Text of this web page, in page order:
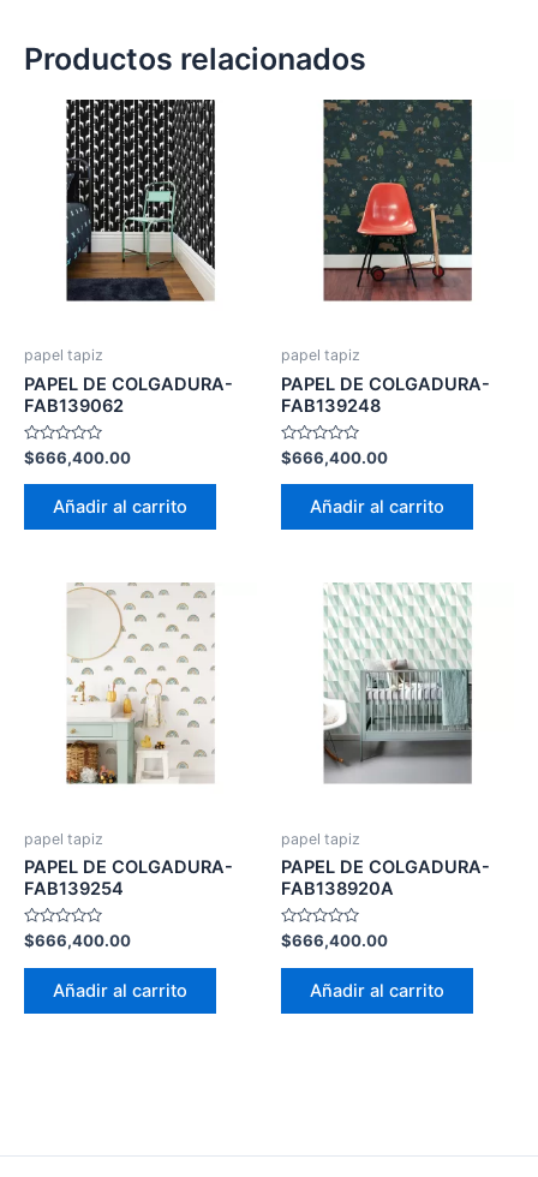
Productos relacionados
papel tapiz
PAPEL DE COLGADURA-
FAB139062
Valorado
con
0
$666,400.00
Añadir al carrito
papel tapiz
PAPEL DE COLGADURA-
FAB139248
Valorado
con
0
$666,400.00
Añadir al carrito
papel tapiz
PAPEL DE COLGADURA-
FAB139254
Valorado
con
0
$666,400.00
Añadir al carrito
papel tapiz
PAPEL DE COLGADURA-
FAB138920A
Valorado
con
0
$666,400.00
Añadir al carrito